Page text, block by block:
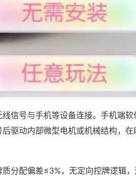
信号与手机等设备连接。手机端软
驱动内部微型电机或机械结构，在
分配偏差≤3%，无定向控牌逻辑